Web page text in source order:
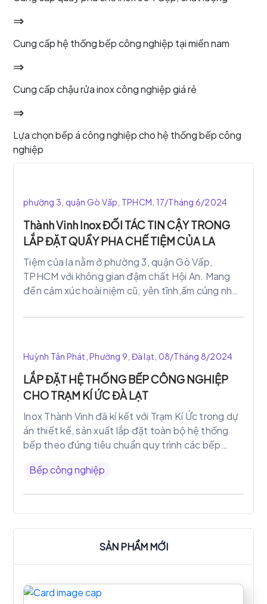
⇒
Cung cấp hệ thống bếp công nghiệp tại miền nam
⇒
Cung cấp chậu rửa inox công nghiệp giá rẻ
⇒
Lựa chọn bếp á công nghiệp cho hệ thống bếp công
nghiệp
phường 3, quận Gò Vấp, TPHCM, 17/Tháng 6/2024
Thành Vinh Inox ĐỐI TÁC TIN CẬY TRONG
LẮP ĐẶT QUẦY PHA CHẾ TIỆM CỦA LA
Tiệm của la nằm ở phường 3, quận Gò Vấp,
TPHCM với không gian đậm chất Hội An. Mang
đến cảm xúc hoài niệm cũ, yên tĩnh,ấm cúng nhẹ
thơ nhìn ra công viên , góc ngã 6 giao lộ ồn ào
mát mẻ. Giúp bạn quên đi sự bộn bề trong cuộc
sống hằng ngày.
Huỳnh Tân Phát, Phường 9, Đà lạt, 08/Tháng 8/2024
LẮP ĐẶT HỆ THỐNG BẾP CÔNG NGHIỆP
CHO TRẠM KÍ ỨC ĐÀ LẠT
Inox Thành Vinh đã kí kết với Trạm Kí Ức trong dự
án thiết kế, sản xuất lắp đặt toàn bộ hệ thống
bếp theo đúng tiêu chuẩn quy trình các bếp
Bếp công nghiệp
SẢN PHẨM MỚI